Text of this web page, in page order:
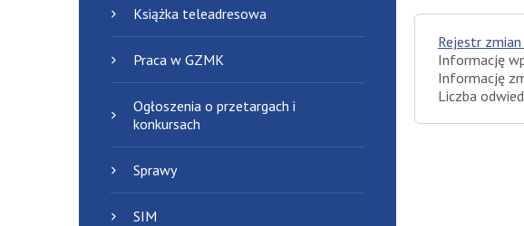
Książka teleadresowa
Praca w GZMK
Ogłoszenia o przetargach i
konkursach
Sprawy
SIM
Rejestr
Informację
Informację
Liczba